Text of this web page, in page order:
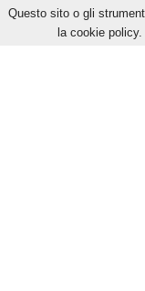
Questo sito o gli
la cookie